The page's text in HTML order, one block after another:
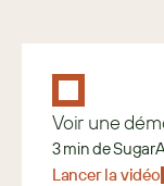
Voir une
3 min de
Lancer la vidéo